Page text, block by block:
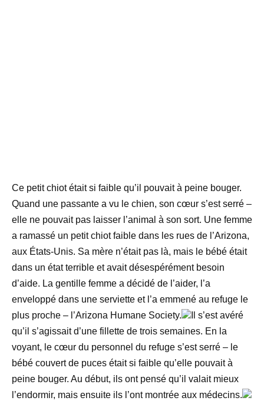
Ce petit chiot était si faible qu’il pouvait à peine bouger.
Quand une passante a vu le chien, son cœur s’est serré –
elle ne pouvait pas laisser l’animal à son sort. Une femme
a ramassé un petit chiot faible dans les rues de l’Arizona,
aux États-Unis. Sa mère n’était pas là, mais le bébé était
dans un état terrible et avait désespérément besoin
d’aide. La gentille femme a décidé de l’aider, l’a
enveloppé dans une serviette et l’a emmené au refuge le
plus proche – l’Arizona Humane Society.
Il s’est avéré
qu’il s’agissait d’une fillette de trois semaines. En la
voyant, le cœur du personnel du refuge s’est serré – le
bébé couvert de puces était si faible qu’elle pouvait à
peine bouger. Au début, ils ont pensé qu’il valait mieux
l’endormir, mais ensuite ils l’ont montrée aux médecins.